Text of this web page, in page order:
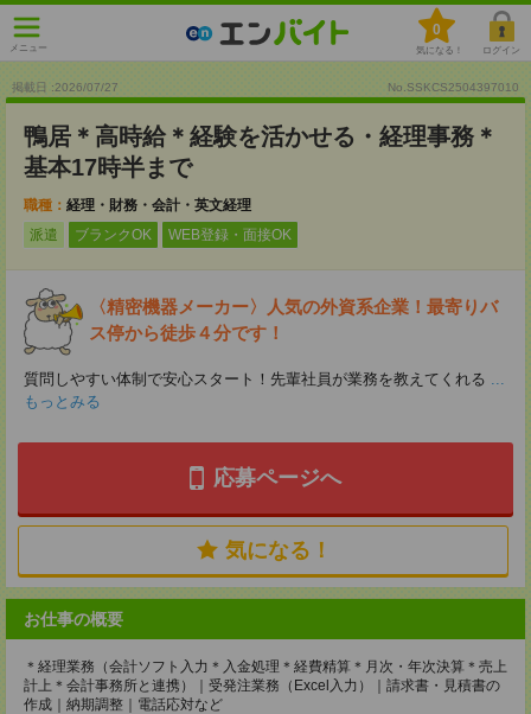
メニュー
0
気になる！ ログイン
掲載日 :2026/07/27 No.SSKCS2504397010
鴨居＊高時給＊経験を活かせる・経理事務＊
基本17時半まで
職種： 経理・財務・会計・英文経理
派遣
ブランクOK WEB登録・面接OK
〈精密機器メーカー〉人気の外資系企業！最寄りバ
ス停から徒歩４分です！
質問しやすい体制で安心スタート！先輩社員が業務を教えてくれる ...
もっとみる
応募ページへ
気になる！
お仕事の概要
＊経理業務（会計ソフト入力＊入金処理＊経費精算＊月次・年次決算＊売上
計上＊会計事務所と連携）｜受発注業務（Excel入力）｜請求書・見積書の
作成｜納期調整｜電話応対など